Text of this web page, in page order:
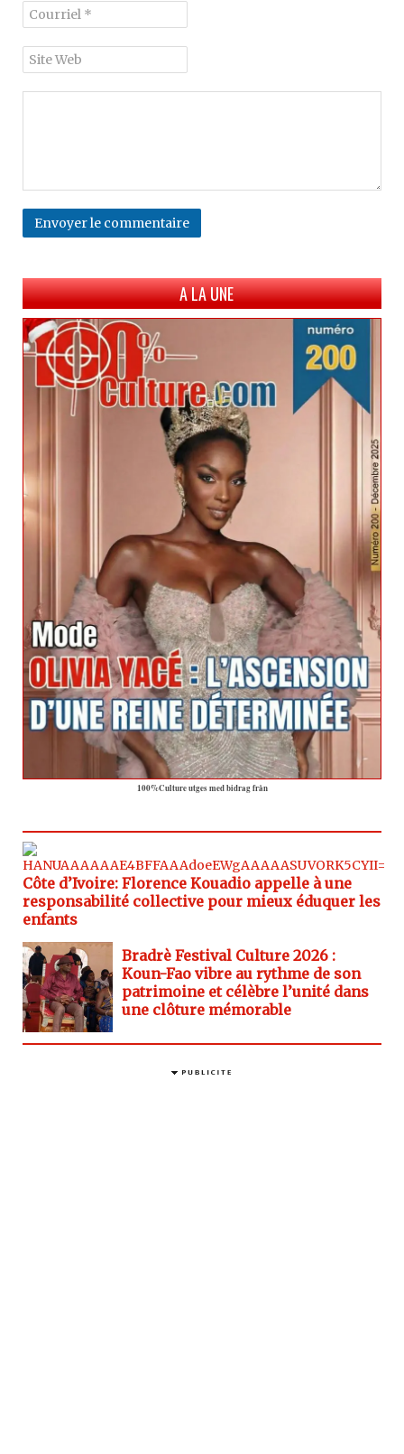
Envoyer le commentaire
A LA UNE
100%Culture utges med bidrag från
Côte d’Ivoire: Florence Kouadio appelle à une
responsabilité collective pour mieux éduquer les
enfants
Bradrè Festival Culture 2026 :
Koun-Fao vibre au rythme de son
patrimoine et célèbre l’unité dans
une clôture mémorable